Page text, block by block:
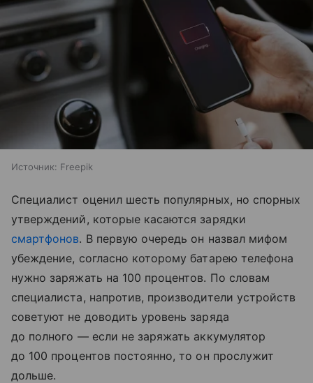
Источник: Freepik
Специалист оценил шесть популярных, но спорных
утверждений, которые касаются зарядки
смартфонов. В первую очередь он назвал мифом
убеждение, согласно которому батарею телефона
нужно заряжать на 100 процентов. По словам
специалиста, напротив, производители устройств
советуют не доводить уровень заряда
до полного — если не заряжать аккумулятор
до 100 процентов постоянно, то он прослужит
дольше.